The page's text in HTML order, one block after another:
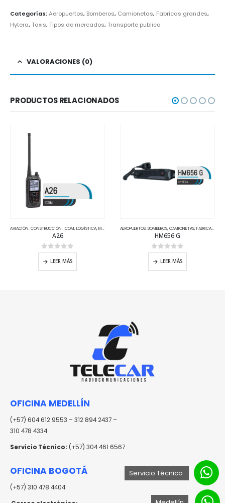
Servicio Técnico
Categorías:Aeropuertos, Bomberos, Camionetas, Fabricas grandes,
Hytera,Taxis,Tipos de mercados,Transporte publico
VALORACIONES (0)
PRODUCTOS RELACIONADOS
,MOTOROLA,TAXIS,TIPOS DE MERCADOS,TRANSPORTE PUBLICO
AVIACIÓN,CONSTRUCCIÓN,ICOM,LOGÍSTICA,MARINA NAVEGACIÓN,SEGURIDAD PRIVADA/PÚBLICA,TIPOS DE
A26
0out of 5
LEER MÁS
AEROPUERTOS,BOMBEROS,CAMIONETAS,FABRICAS GRANDES
HM656 G
0out of 5
LEER MÁS
OFICINA MEDELLÍN
(+57) 604 612 9553 – 312 894 2437 –
310 478 4334
Servicio Técnico: (+57) 304 461 6567
OFICINA BOGOTÁ
(+57) 310 478 4404